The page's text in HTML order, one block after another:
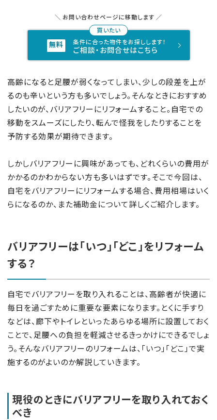
お問い合わせページに移動します
条件に合った物件をお探しします！
ご相談・お問合せはこちら
高齢になると足腰が弱くなってしまい、少しの段差を上が
るのも辛いという方も多いでしょう。そんなときにおすすめ
したいのが、バリアフリーにリフォームすること。自宅での
移動をスムーズにしたり、転んで怪我をしたりすることを
予防する効果が期待できます。
しかしバリアフリーに興味があっても、どれくらいの費用が
かかるのかわからない方も多いはずです。そこで今回は、
自宅をバリアフリーにリフォームする場合、費用相場はいく
らになるのか、また補助金について詳しくご紹介します。
バリアフリーは「いつ」「どこ」をリフォーム
する？
自宅でバリアフリーを取り入れることは、高齢者が快適に
毎日を過ごすために重要な要素になります。とくに手すり
などは、廊下やトイレといったあらゆる場所に設置しておく
ことで、足腰への負担を軽減させるきっかけにできるでしょ
う。そんなバリアフリーのリフォームは、「いつ」「どこ」で実
施するのがよいのか解説していきます。
現役のときにバリアフリーを取り入れておく
べき